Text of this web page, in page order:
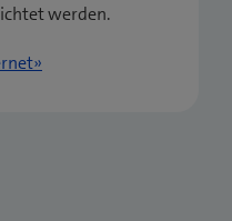
werden.